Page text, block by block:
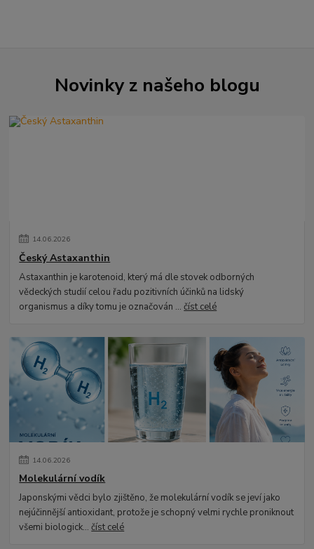
Novinky z našeho blogu
14.06.2026
Český Astaxanthin
Astaxanthin je karotenoid, který má dle stovek odborných
vědeckých studií celou řadu pozitivních účinků na lidský
organismus a díky tomu je označován ...číst celé
14.06.2026
Molekulární vodík
Japonskými vědci bylo zjištěno, že molekulární vodík se jeví jako
nejúčinnější antioxidant, protože je schopný velmi rychle proniknout
všemi biologick...číst celé